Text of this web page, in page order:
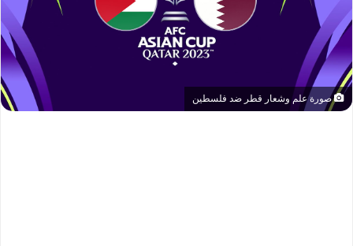
صورة علم وشعار قطر ضد فلسطين